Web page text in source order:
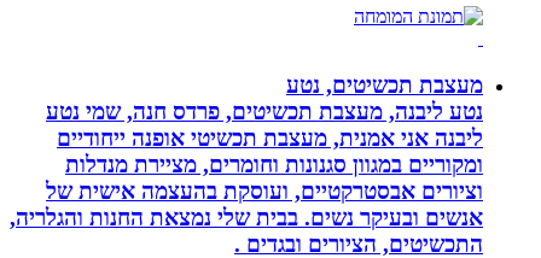
מעצבת תכשיטים, נטע
נטע ליבנה, מעצבת תכשיטים, פרדס חנה, שמי נטע
ליבנה אני אמנית, מעצבת תכשיטי אופנה ייחודיים
ומקוריים במגוון סגנונות וחומרים, מציירת מנדלות
וציורים אבסטרקטיים, ועוסקת בהעצמה אישית של
אנשים ובעיקר נשים. בבית שלי נמצאת החנות והגלריה,
התכשיטים, הציורים ובגדים .